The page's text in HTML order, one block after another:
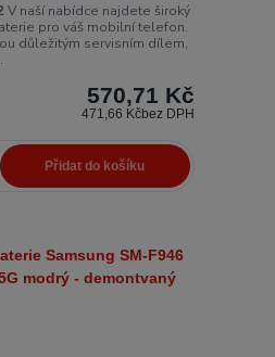
V naší nabídce najdete široký
pro váš mobilní telefon.
důležitým servisním dílem,
570,71 Kč
471,66 Kčbez DPH
Přidat do košíku